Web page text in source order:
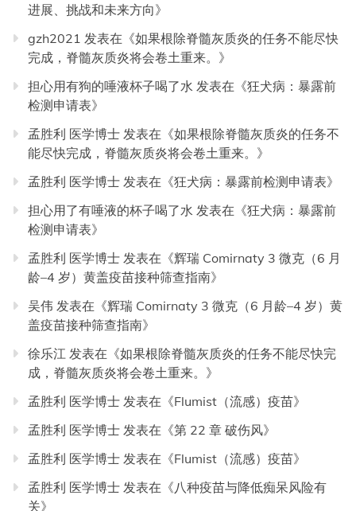
进展、挑战和未来方向》
gzh2021 发表在《如果根除脊髓灰质炎的任务不能尽快
完成，脊髓灰质炎将会卷土重来。 》
担心用有狗的唾液杯子喝了水 发表在《狂犬病：暴露前
检测申请表》
孟胜利 医学博士 发表在《如果根除脊髓灰质炎的任务不
能尽快完成，脊髓灰质炎将会卷土重来。 》
孟胜利 医学博士 发表在《狂犬病：暴露前检测申请表》
担心用了有唾液的杯子喝了水 发表在《狂犬病：暴露前
检测申请表》
孟胜利 医学博士 发表在《辉瑞 Comirnaty 3 微克（6 月
龄–4 岁）黄盖疫苗接种筛查指南》
吴伟 发表在《辉瑞 Comirnaty 3 微克（6 月龄–4 岁）黄
盖疫苗接种筛查指南》
徐乐江 发表在《如果根除脊髓灰质炎的任务不能尽快完
成，脊髓灰质炎将会卷土重来。 》
孟胜利 医学博士 发表在《Flumist（流感）疫苗》
孟胜利 医学博士 发表在《第 22 章 破伤风》
孟胜利 医学博士 发表在《Flumist（流感）疫苗》
孟胜利 医学博士 发表在《八种疫苗与降低痴呆风险有
关》